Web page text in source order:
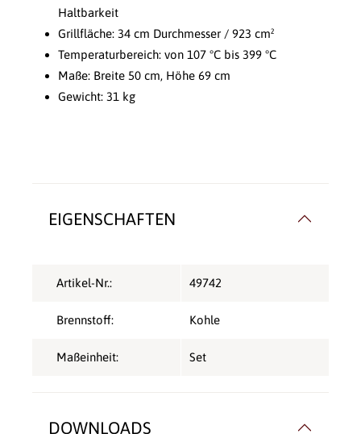
Haltbarkeit
Grillfläche: 34 cm Durchmesser / 923 cm²
Temperaturbereich: von 107 °C bis 399 °C
Maße: Breite 50 cm, Höhe 69 cm
Gewicht: 31 kg
EIGENSCHAFTEN
Artikel-Nr.: 49742
Brennstoff: Kohle
Maßeinheit: Set
DOWNLOADS